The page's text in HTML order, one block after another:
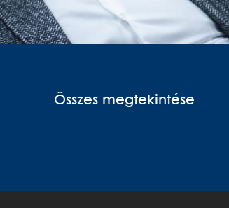
Összes megtekintése